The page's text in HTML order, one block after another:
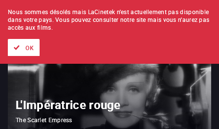
À L'UNITÉ ABONNEMENT
L'Impératrice rouge
The Scarlet Empress
Nous sommes désolés mais LaCinetek n'est actuellement pas disponible
dans votre pays. Vous pouvez consulter notre site mais vous n'aurez pas
accès aux films.
OK